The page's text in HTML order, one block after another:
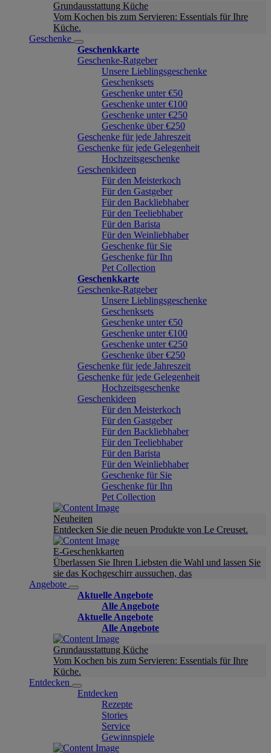
Grundausstattung Küche
Vom Kochen bis zum Servieren: Essentials für Ihre
Küche.
Geschenke
Geschenkkarte
Geschenke-Ratgeber
Unsere Lieblingsgeschenke
Geschenksets
Geschenke unter €50
Geschenke unter €100
Geschenke unter €250
Geschenke über €250
Geschenke für jede Jahreszeit
Geschenke für jede Gelegenheit
Hochzeitsgeschenke
Geschenkideen
Für den Meisterkoch
Für den Gastgeber
Für den Backliebhaber
Für den Teeliebhaber
Für den Barista
Für den Weinliebhaber
Geschenke für Sie
Geschenke für Ihn
Pet Collection
Geschenkkarte
Geschenke-Ratgeber
Unsere Lieblingsgeschenke
Geschenksets
Geschenke unter €50
Geschenke unter €100
Geschenke unter €250
Geschenke über €250
Geschenke für jede Jahreszeit
Geschenke für jede Gelegenheit
Hochzeitsgeschenke
Geschenkideen
Für den Meisterkoch
Für den Gastgeber
Für den Backliebhaber
Für den Teeliebhaber
Für den Barista
Für den Weinliebhaber
Geschenke für Sie
Geschenke für Ihn
Pet Collection
Neuheiten
Entdecken Sie die neuen Produkte von Le Creuset.
E-Geschenkkarten
Überlassen Sie Ihren Liebsten die Wahl und lassen Sie
sie das Kochgeschirr aussuchen, das
Angebote
Aktuelle Angebote
Alle Angebote
Aktuelle Angebote
Alle Angebote
Grundausstattung Küche
Vom Kochen bis zum Servieren: Essentials für Ihre
Küche.
Entdecken
Entdecken
Rezepte
Stories
Service
Gewinnspiele